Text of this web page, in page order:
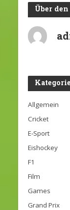
Über
Allgemein
Cricket
E-Sport
Eishockey
F1
Film
Games
Grand Prix